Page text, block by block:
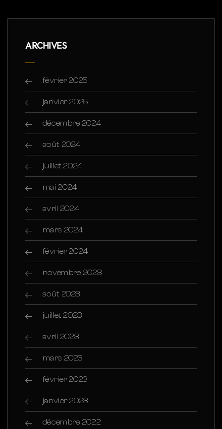
ARCHIVES
février 2025
janvier 2025
décembre 2024
août 2024
juillet 2024
mai 2024
avril 2024
mars 2024
février 2024
novembre 2023
août 2023
juillet 2023
avril 2023
mars 2023
février 2023
janvier 2023
décembre 2022